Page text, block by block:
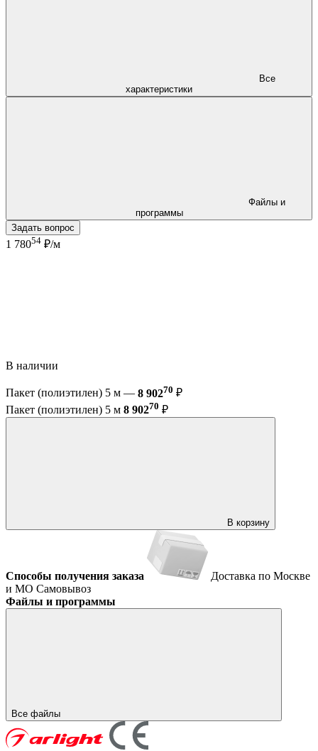
характеристики
программы
Задать вопрос
1 78054 ₽/м
В наличии
Пакет (полиэтилен) 5 м — 8 90270 ₽
Пакет (полиэтилен) 5 м 8 90270 ₽
В корзину
Способы получения заказа
Доставка по Москве
и МО Самовывоз
Файлы и программы
Все файлы